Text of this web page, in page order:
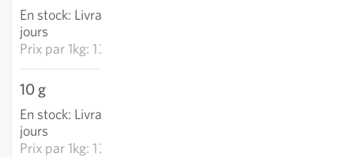
En stock: Livraison 3-5
jours
Prix par1kg: 1 305,40 €
10 g
En stock: Livraison 3-5
jours
Prix par1kg: 1 300,05 €